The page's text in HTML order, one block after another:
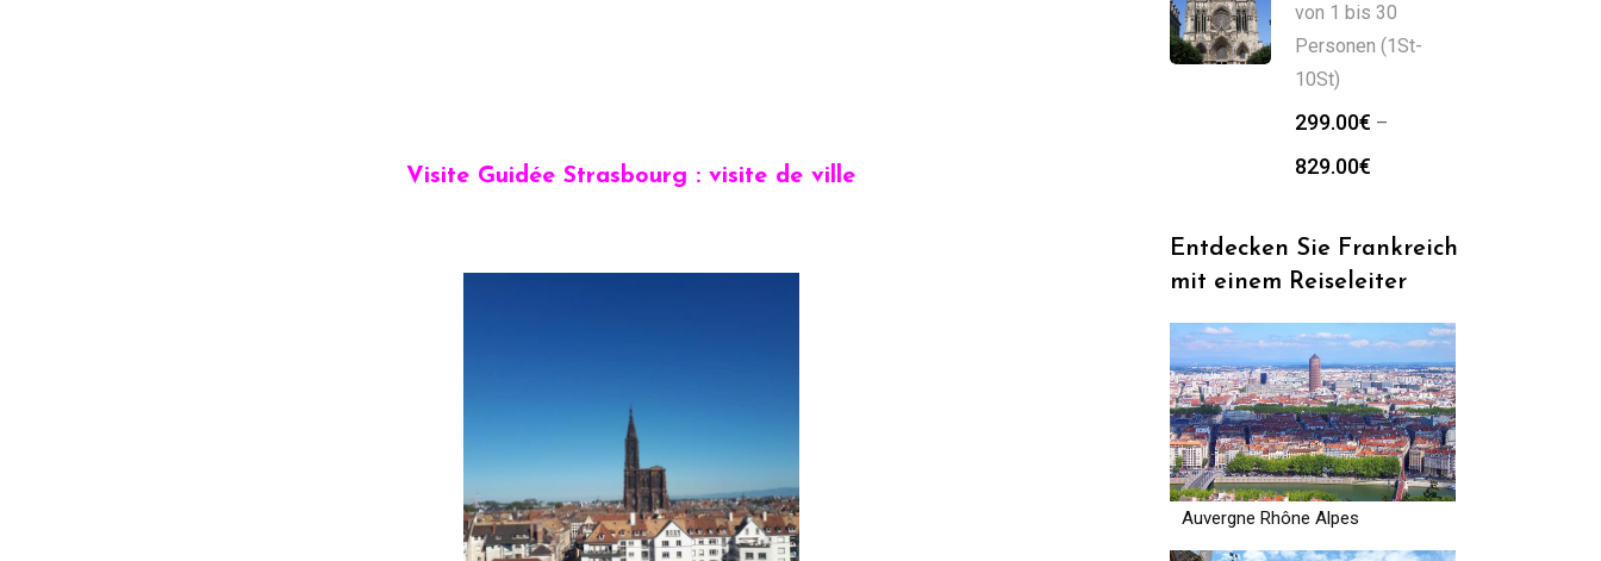
Visite Guidée Strasbourg : visite de ville
von 1 bis 30
Personen (1St-
10St)
299.00€ –
829.00€
Entdecken Sie Frankreich
mit einem Reiseleiter
Auvergne Rhône Alpes